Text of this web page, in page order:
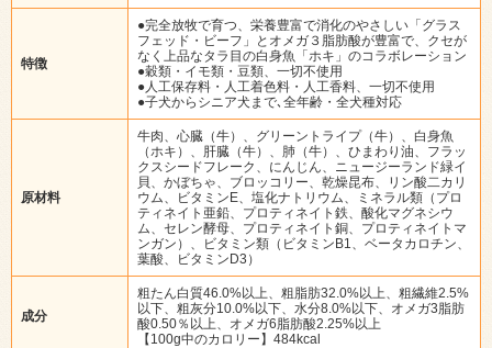
特徴
●完全放牧で育つ、栄養豊富で消化のやさしい「グラス
フェッド・ビーフ」とオメガ３脂肪酸が豊富で、クセが
なく上品なタラ目の白身魚「ホキ」のコラボレーション
●穀類・イモ類・豆類、一切不使用
●人工保存料・人工着色料・人工香料、一切不使用
●子犬からシニア犬まで､全年齢・全犬種対応
原材料
牛肉、心臓（牛）、グリーントライプ（牛）、白身魚
（ホキ）、肝臓（牛）、肺（牛）、ひまわり油、フラッ
クスシードフレーク、にんじん、ニュージーランド緑イ
貝、かぼちゃ、ブロッコリー、乾燥昆布、リン酸二カリ
ウム、ビタミンE、塩化ナトリウム、ミネラル類（プロ
ティネイト亜鉛、プロティネイト鉄、酸化マグネシウ
ム、セレン酵母、プロティネイト銅、プロティネイトマ
ンガン）、ビタミン類（ビタミンB1、ベータカロチン、
葉酸、ビタミンD3）
成分
粗たん白質46.0%以上、粗脂肪32.0%以上、粗繊維2.5%
以下、粗灰分10.0%以下、水分8.0%以下、オメガ3脂肪
酸0.50％以上、オメガ6脂肪酸2.25%以上
【100g中のカロリー】484kcal